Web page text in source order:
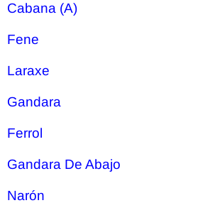
Cabana (A)
Fene
Laraxe
Gandara
Ferrol
Gandara De Abajo
Narón